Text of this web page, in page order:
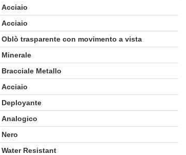
Acciaio
Acciaio
Oblò trasparente con movimento a vista
Minerale
Bracciale Metallo
Acciaio
Deployante
Analogico
Nero
Water Resistant